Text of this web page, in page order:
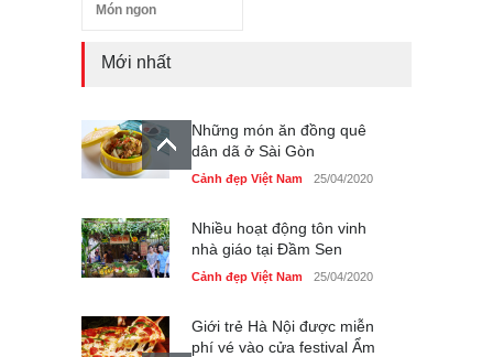
Món ngon
Mới nhất
Những món ăn đồng quê
dân dã ở Sài Gòn
Cảnh đẹp Việt Nam 25/04/2020
Nhiều hoạt động tôn vinh
nhà giáo tại Đầm Sen
Cảnh đẹp Việt Nam 25/04/2020
Giới trẻ Hà Nội được miễn
phí vé vào cửa festival Ẩm